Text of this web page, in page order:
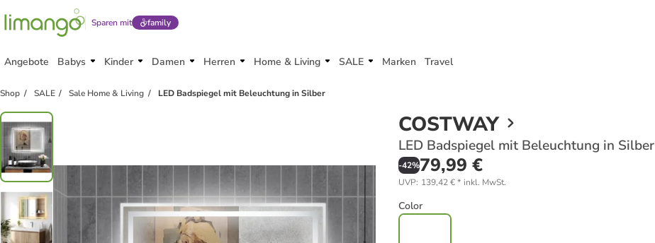
Sparen mit family
Angebote Babys Kinder Damen Herren Home & Living SALE Marken Travel
Shop SALE Sale Home & Living LED Badspiegel mit Beleuchtung in Silber
COSTWAY
LED Badspiegel mit Beleuchtung in Silber
-42%79,99 €
UVP: 139,42 €* inkl. MwSt.
Color